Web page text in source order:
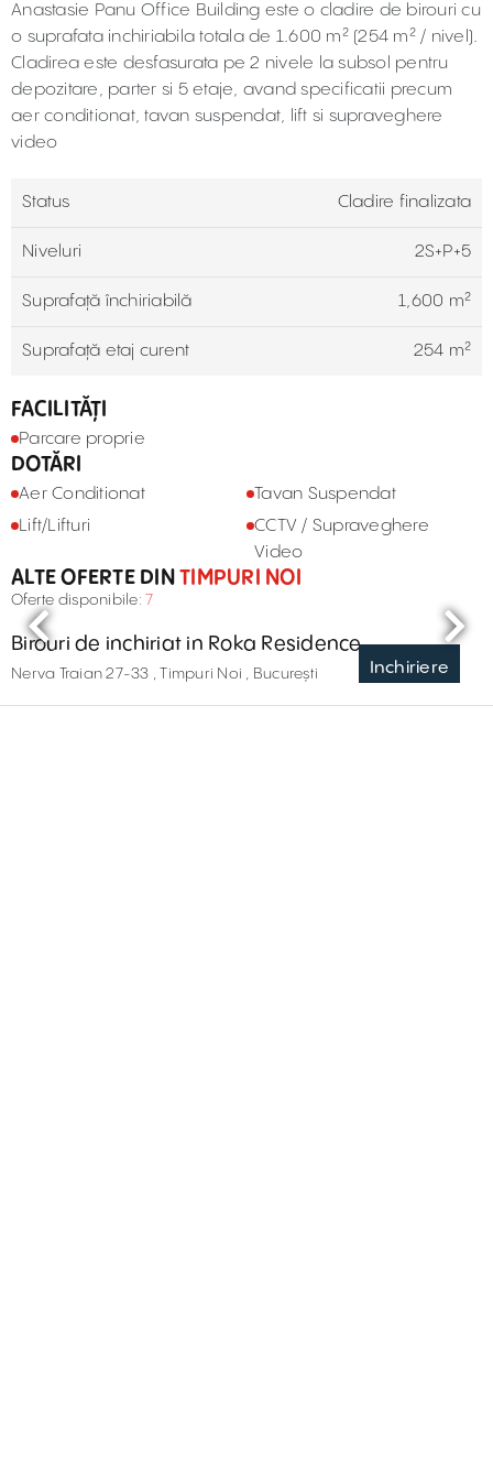
Anastasie Panu Office Building este o cladire de birouri cu
o suprafata inchiriabila totala de 1.600 m² (254 m² / nivel).
Cladirea este desfasurata pe 2 nivele la subsol pentru
depozitare, parter si 5 etaje, avand specificatii precum
aer conditionat, tavan suspendat, lift si supraveghere
video
Status Cladire finalizata
Niveluri 2S+P+5
Suprafață închiriabilă 1,600 m²
Suprafață etaj curent 254 m²
FACILITĂȚI
Parcare proprie
DOTĂRI
Aer Conditionat
Tavan Suspendat
Lift/Lifturi
CCTV / Supraveghere
Video
ALTE OFERTE DINTIMPURI NOI
Oferte disponibile: 7
Inchiriere
Birouri de inchiriat in Roka Residence
Nerva Traian 27-33 , Timpuri Noi , București